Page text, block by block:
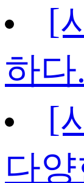
[
하다.
[
다